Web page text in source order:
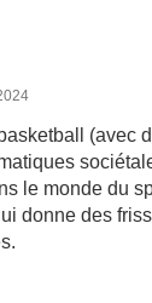
(avec
le monde du
donne des